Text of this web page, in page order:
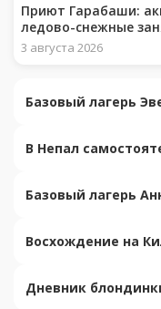
Приют Гарабаши:
ледово-снежные
3 августа 2026
Базовый лагерь
В Непал
Базовый лагерь
Восхождение на
Дневник